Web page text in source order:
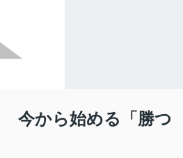
今から始める「勝つ